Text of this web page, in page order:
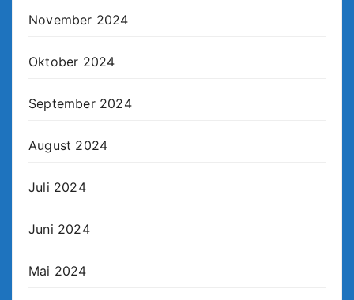
November 2024
Oktober 2024
September 2024
August 2024
Juli 2024
Juni 2024
Mai 2024